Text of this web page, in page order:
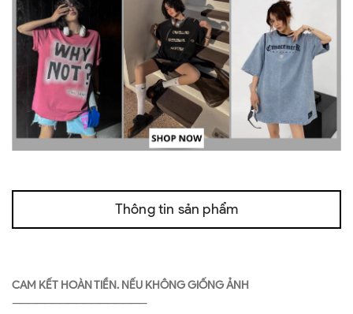
Thông tin sản phẩm
CAM KẾT HOÀN TIỀN. NẾU KHÔNG GIỐNG ẢNH
—————————————————